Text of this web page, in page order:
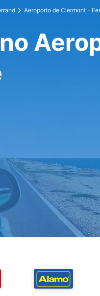
Aeroporto de Clermont -